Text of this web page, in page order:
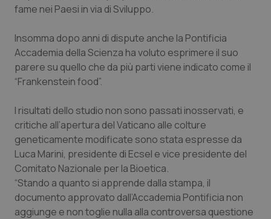
Provincia Autonoma di Bolzano
Provincia Autonoma di Trento
Puglia
Sardegna
Sicilia
Toscana
Umbria
Infezioni & Febbre
Ipertensione & Scompenso
Malattie rare
Malattia di Crohn & Rettocolite Ulcerosa
Neuroscienze & patologie neurodegenerative
Obesità
Oftalmologia
fame nei Paesi in via di Sviluppo.
Insomma dopo anni di dispute anche la Pontificia
Accademia della Scienza ha voluto esprimere il suo
parere su quello che da più parti viene indicato come il
“Frankenstein food”.
I risultati dello studio non sono passati inosservati, e
critiche all’apertura del Vaticano alle colture
geneticamente modificate sono stata espresse da
Luca Marini, presidente di Ecsel e vice presidente del
Comitato Nazionale per la Bioetica.
“Stando a quanto si apprende dalla stampa, il
documento approvato dall’Accademia Pontificia non
aggiunge e non toglie nulla alla controversa questione